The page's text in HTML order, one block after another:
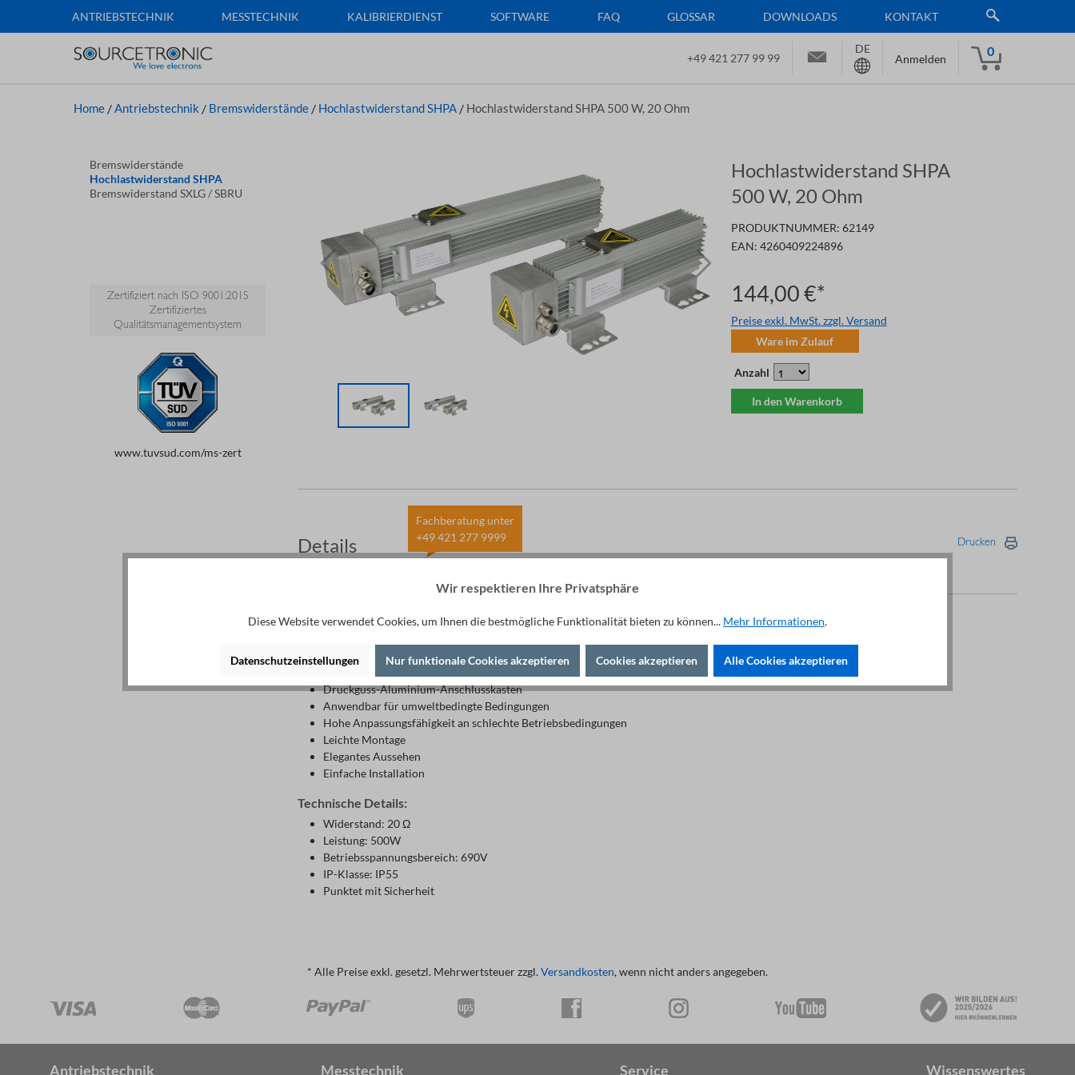
ANTRIEBSTECHNIK MESSTECHNIK KALIBRIERDIENST SOFTWARE FAQ GLOSSAR DOWNLOADS KONTAKT
+49 421 277 99 99
DE
Anmelden
0
Home /Antriebstechnik / Bremswiderstände / Hochlastwiderstand SHPA / Hochlastwiderstand SHPA 500 W, 20 Ohm
Bremswiderstände
Hochlastwiderstand SHPA
Bremswiderstand SXLG / SBRU
Zertifiziert nach ISO 9001:2015
Zertifiziertes
Qualitätsmanagementsystem
www.tuvsud.com/ms-zert
Hochlastwiderstand SHPA
500 W, 20 Ohm
PRODUKTNUMMER: 62149
EAN: 4260409224896
144,00 €*
Preise exkl. MwSt. zzgl. Versand
Ware im Zulauf
Anzahl
In den Warenkorb
Details
Fachberatung unter
+49 421 277 9999
Drucken
Niedrigerer Temperaturanstieg
Druckguss-Aluminium-Anschlusskasten
Anwendbar für umweltbedingte Bedingungen
Hohe Anpassungsfähigkeit an schlechte Betriebsbedingungen
Leichte Montage
Elegantes Aussehen
Einfache Installation
Technische Details:
Widerstand: 20 Ω
Leistung: 500W
Betriebsspannungsbereich: 690V
IP-Klasse: IP55
Punktet mit Sicherheit
* Alle Preise exkl. gesetzl. Mehrwertsteuer zzgl. Versandkosten, wenn nicht anders angegeben.
Antriebstechnik Messtechnik Service Wissenswertes
Wir respektieren Ihre Privatsphäre
Diese Website verwendet Cookies, um Ihnen die bestmögliche Funktionalität bieten zu können... Mehr Informationen.
Datenschutzeinstellungen Nur funktionale Cookies akzeptieren Cookies akzeptieren Alle Cookies akzeptieren